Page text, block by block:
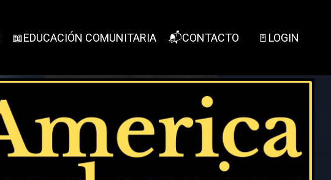
📖EDUCACIÓN COMUNITARIA 📬CONTACTO 🚪LOGIN